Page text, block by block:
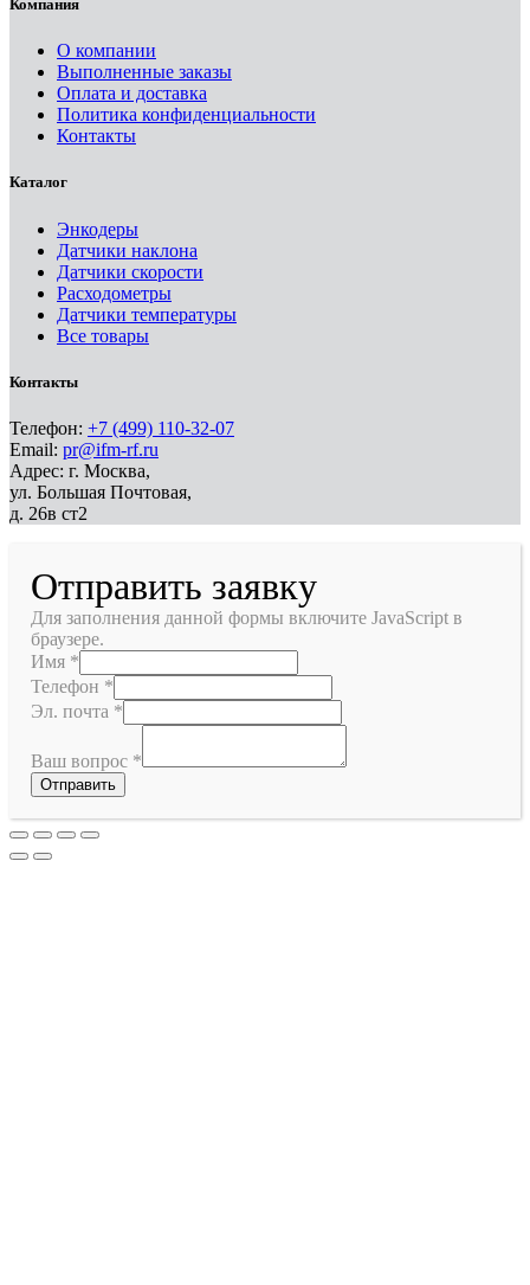
Компания
О компании
Выполненные заказы
Оплата и доставка
Политика конфиденциальности
Контакты
Каталог
Энкодеры
Датчики наклона
Датчики скорости
Расходометры
Датчики температуры
Все товары
Контакты
Телефон: +7 (499) 110-32-07
Email: pr@ifm-rf.ru
Адрес: г. Москва,
ул. Большая Почтовая,
д. 26в ст2
Отправить заявку
Для заполнения данной формы включите JavaScript в
браузере.
Имя *
Телефон *
Эл. почта *
Ваш вопрос *
Отправить